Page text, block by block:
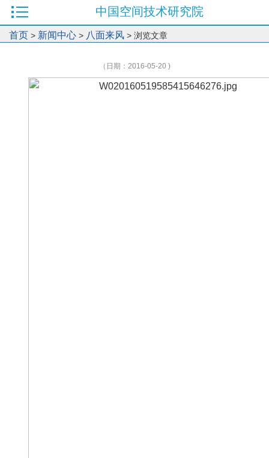
中国空间技术研究院
首页 > 新闻中心 > 八面来风 > 浏览文章
（日期：2016-05-20 )